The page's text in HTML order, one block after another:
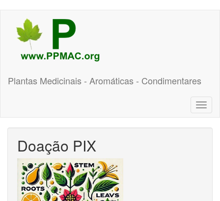
conteúdo
principal
Plantas Medicinais - Aromáticas - Condimentares
Doação PIX